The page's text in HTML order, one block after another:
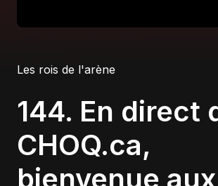
Location
Les rois de l'arène
144. En direct
CHOQ.ca,
bienvenue aux